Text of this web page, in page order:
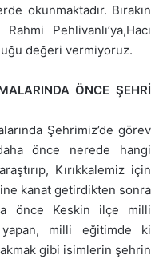
okunmaktadır. Bırakın
Pehlivanlı’ya,Hacı
değeri vermiyoruz.
ÖNCE ŞEHRİ
Şehrimiz’de görev
önce nerede hangi
Kırıkkalemiz için
kanat getirdikten sonra
önce Keskin ilçe milli
milli eğitimde ki
gibi isimlerin şehrin